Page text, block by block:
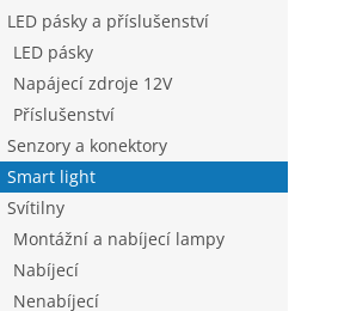
LED pásky a příslušenství
LED pásky
Napájecí zdroje 12V
Příslušenství
Senzory a konektory
Smart light
Svítilny
Montážní a nabíjecí lampy
Nabíjecí
Nenabíjecí